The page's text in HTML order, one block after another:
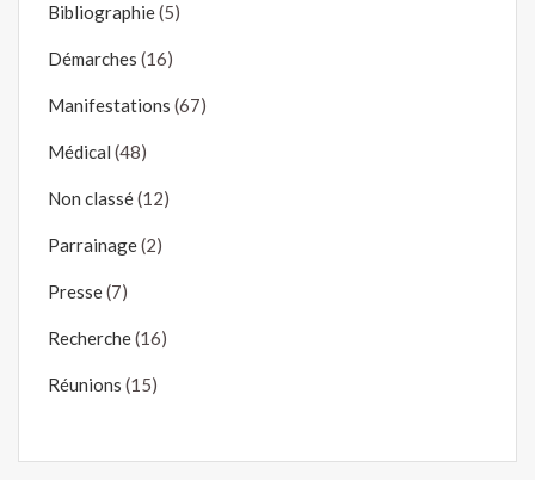
Bibliographie(5)
Démarches (16)
Manifestations (67)
Médical (48)
Non classé(12)
Parrainage(2)
Presse(7)
Recherche(16)
Réunions (15)